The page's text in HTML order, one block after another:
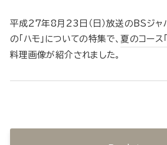
平成27年8月23日（日）放送のBSジャ
の「ハモ」についての特集で、夏のコース
料理画像が紹介されました。